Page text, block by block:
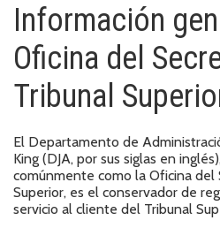
Información
Oficina del
Tribunal
El Departamento de
King (DJA, por sus siglas en
comúnmente como la Oficina del
Superior, es el conservador de
servicio al cliente del Tribunal